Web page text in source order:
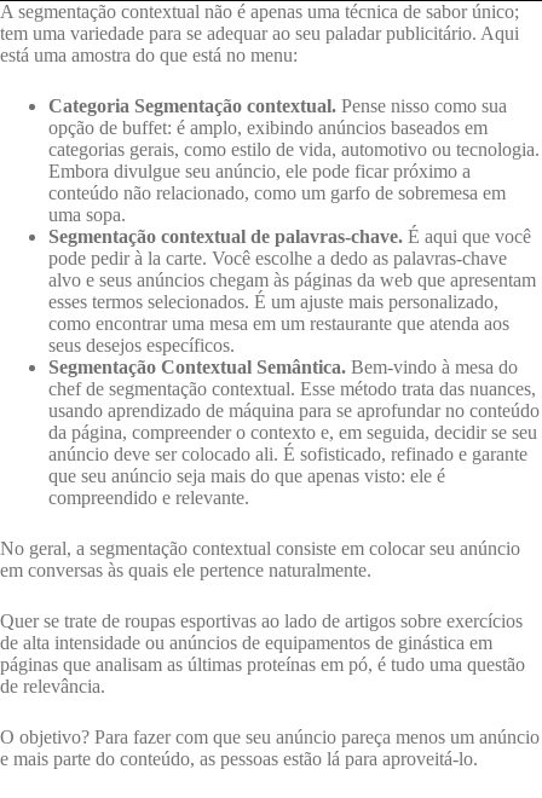
A segmentação contextual não é apenas uma técnica de sabor único;
tem uma variedade para se adequar ao seu paladar publicitário. Aqui
está uma amostra do que está no menu:
Categoria Segmentação contextual. Pense nisso como sua
opção de buffet: é amplo, exibindo anúncios baseados em
categorias gerais, como estilo de vida, automotivo ou tecnologia.
Embora divulgue seu anúncio, ele pode ficar próximo a
conteúdo não relacionado, como um garfo de sobremesa em
uma sopa.
Segmentação contextual de palavras-chave. É aqui que você
pode pedir à la carte. Você escolhe a dedo as palavras-chave
alvo e seus anúncios chegam às páginas da web que apresentam
esses termos selecionados. É um ajuste mais personalizado,
como encontrar uma mesa em um restaurante que atenda aos
seus desejos específicos.
Segmentação Contextual Semântica. Bem-vindo à mesa do
chef de segmentação contextual. Esse método trata das nuances,
usando aprendizado de máquina para se aprofundar no conteúdo
da página, compreender o contexto e, em seguida, decidir se seu
anúncio deve ser colocado ali. É sofisticado, refinado e garante
que seu anúncio seja mais do que apenas visto: ele é
compreendido e relevante.
No geral, a segmentação contextual consiste em colocar seu anúncio
em conversas às quais ele pertence naturalmente.
Quer se trate de roupas esportivas ao lado de artigos sobre exercícios
de alta intensidade ou anúncios de equipamentos de ginástica em
páginas que analisam as últimas proteínas em pó, é tudo uma questão
de relevância.
O objetivo? Para fazer com que seu anúncio pareça menos um anúncio
e mais parte do conteúdo, as pessoas estão lá para aproveitá-lo.